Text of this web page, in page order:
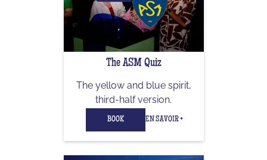
The ASM Quiz
The yellow and blue spirit,
third-half version.
BOOK EN SAVOIR +